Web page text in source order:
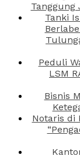
Tanggung
Tanki
Peduli
LSM
Bisnis
Notaris di